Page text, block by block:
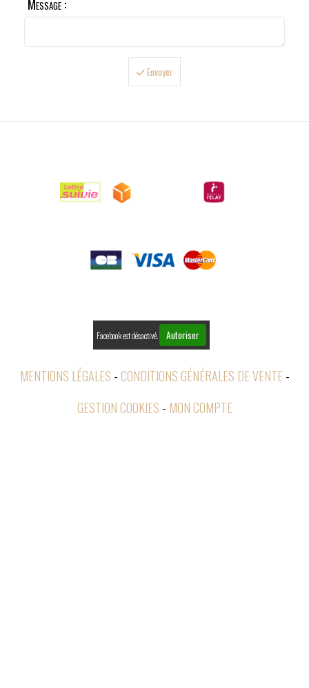
Message :
Envoyer
Facebook est désactivé. Autoriser
MENTIONS LÉGALES CONDITIONS GÉNÉRALES DE VENTE
GESTION COOKIES
MON COMPTE